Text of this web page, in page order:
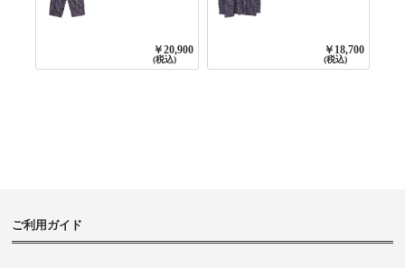
￥20,900
(税込)
3800NAVY BASE
￥18,700
(税込)
ご利用ガイド